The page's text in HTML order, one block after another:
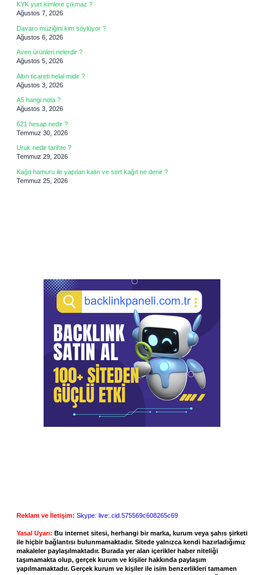
KYK yurt kimlere çıkmaz ?
Ağustos 7, 2026
Davaro müziğini kim söylüyor ?
Ağustos 6, 2026
Aven ürünleri nelerdir ?
Ağustos 5, 2026
Altın ticareti helal midir ?
Ağustos 3, 2026
A5 hangi nota ?
Ağustos 3, 2026
621 hesap nedir ?
Temmuz 30, 2026
Uruk nedir tarihte ?
Temmuz 29, 2026
Kağıt hamuru ile yapılan kalın ve sert kağıt ne denir ?
Temmuz 25, 2026
Reklam ve İletişim: Skype: live:.cid.575569c608265c69
Yasal Uyarı: Bu internet sitesi, herhangi bir marka, kurum veya şahıs şirketi
ile hiçbir bağlantısı bulunmamaktadır. Sitede yalnızca kendi hazırladığımız
makaleler paylaşılmaktadır. Burada yer alan içerikler haber niteliği
taşımamakta olup, gerçek kurum ve kişiler hakkında paylaşım
yapılmamaktadır. Gerçek kurum ve kişiler ile isim benzerlikleri tamamen